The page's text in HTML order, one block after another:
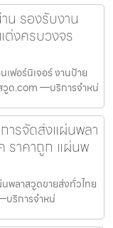
น รองรับงาน
ต่งครบวงจร
ฟอร์นิเจอร์ งานป้าย
วูด.com —บริการจำหน่
ารจัดส่งแผ่นพลา
ราคาถูก แผ่นพ
พลาสวูดขายส่งทั่วไทย
ริการจำหน่